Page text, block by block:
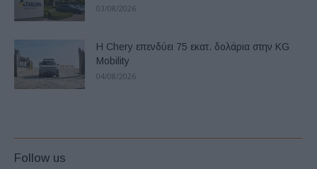
03/08/2026
Η Chery επενδύει 75 εκατ. δολάρια στην KG
Mobility
04/08/2026
Follow us